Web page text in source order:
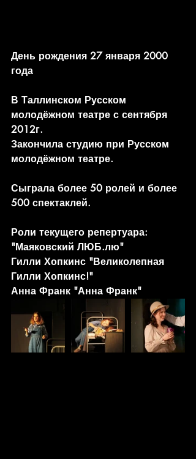
День рождения 27 января 2000
года
В Таллинском Русском
молодёжном театре с сентября
2012г.
Закончила студию при Русском
молодёжном театре.
Сыграла более 50 ролей и более
500 спектаклей.
Роли текущего репертуара:
"Маяковский ЛЮБ.лю"
Гилли Хопкинс "Великолепная
Гилли Хопкинс!"
Анна Франк "Анна Франк"